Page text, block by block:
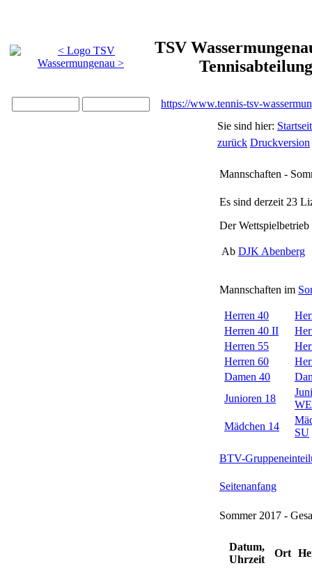
TSV
Tennisabteilung
https://www.tennis-tsv-
Sie sind hier:
zurück Druckversion
Mannschaften -
Es sind derzeit 23
Der
Ab DJK Abenberg
Mannschaften im
Herren 40
Herren 40 II
Herren 55
Herren 60
Damen 40
Junioren 18
WE
Mädchen 14
SU
BTV-
Seitenanfang
Sommer 2017 -
Datum,
Uhrzeit
Ort